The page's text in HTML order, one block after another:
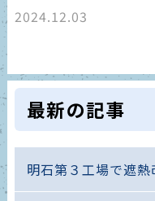
2024.12.03
最新の記事
明石第３工場で遮